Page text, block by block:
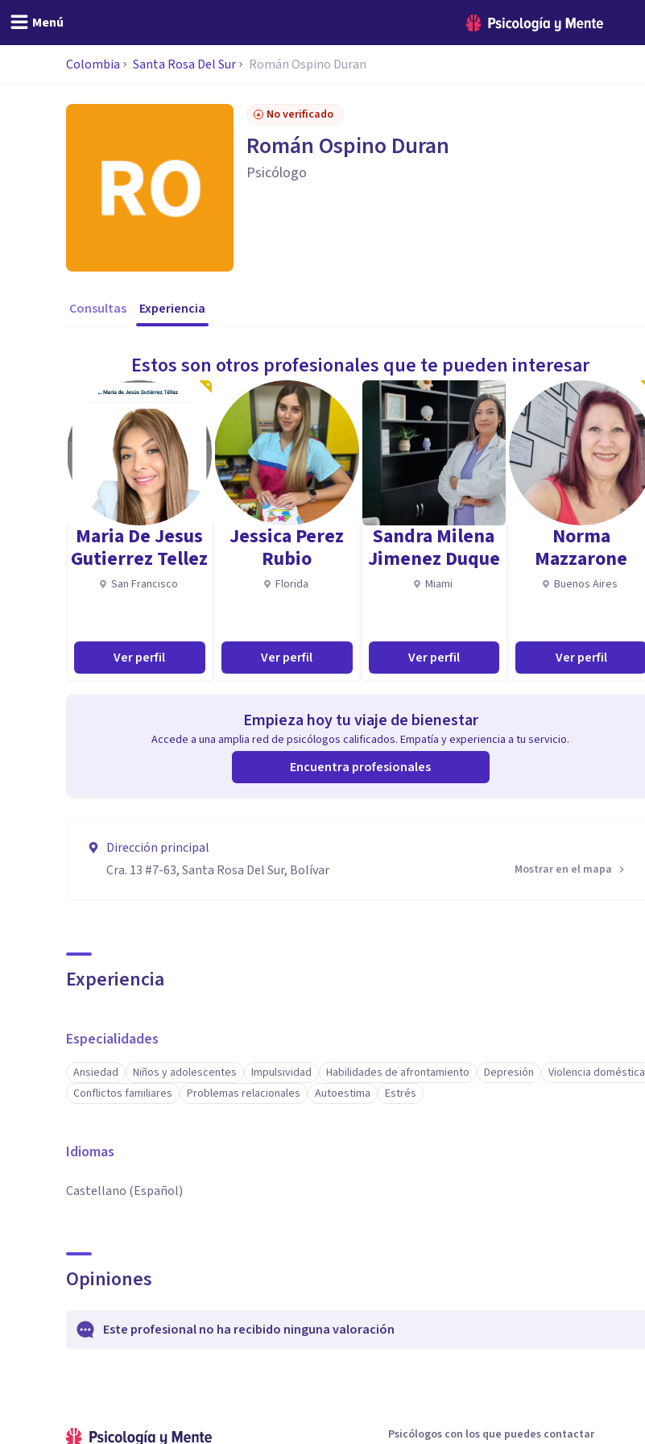
Menú
Colombia Santa Rosa Del Sur Román Ospino Duran
No verificado
Román Ospino Duran
Psicólogo
Consultas Experiencia
Estos son otros profesionales que te pueden interesar
Maria De Jesus
Gutierrez Tellez
San Francisco
Ver perfil
Jessica Perez
Rubio
Florida
Ver perfil
Sandra Milena
Jimenez Duque
Miami
Ver perfil
Norma
Mazzarone
Buenos Aires
Ver perfil
Empieza hoy tu viaje de bienestar
Accede a una amplia red de psicólogos calificados. Empatía y experiencia a tu servicio.
Encuentra profesionales
Dirección principal
Cra. 13 #7-63, Santa Rosa Del Sur, Bolívar
Mostrar en el mapa
Experiencia
Especialidades
Ansiedad Niños y adolescentes Impulsividad Habilidades de afrontamiento Depresión
Violencia doméstica
Conflictos familiares
Problemas relacionales Autoestima Estrés
Idiomas
Castellano (Español)
Opiniones
Este profesional no ha recibido ninguna valoración
Psicólogos con los que puedes contactar